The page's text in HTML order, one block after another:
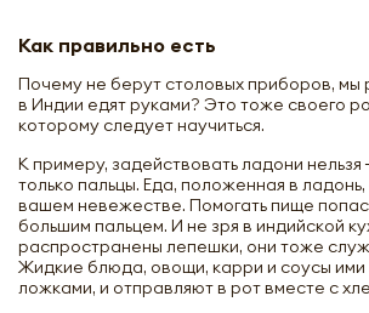
Как правильно есть
Почему не берут столовых приборов, мы
в Индии едят руками? Это тоже своего
которому следует научиться.
К примеру, задействовать ладони нельзя
только пальцы. Еда, положенная в
вашем невежестве. Помогать пище
большим пальцем. И не зря в индийской
распространены лепешки, они тоже
Жидкие блюда, овощи, карри и соусы ими
ложками, и отправляют в рот вместе с